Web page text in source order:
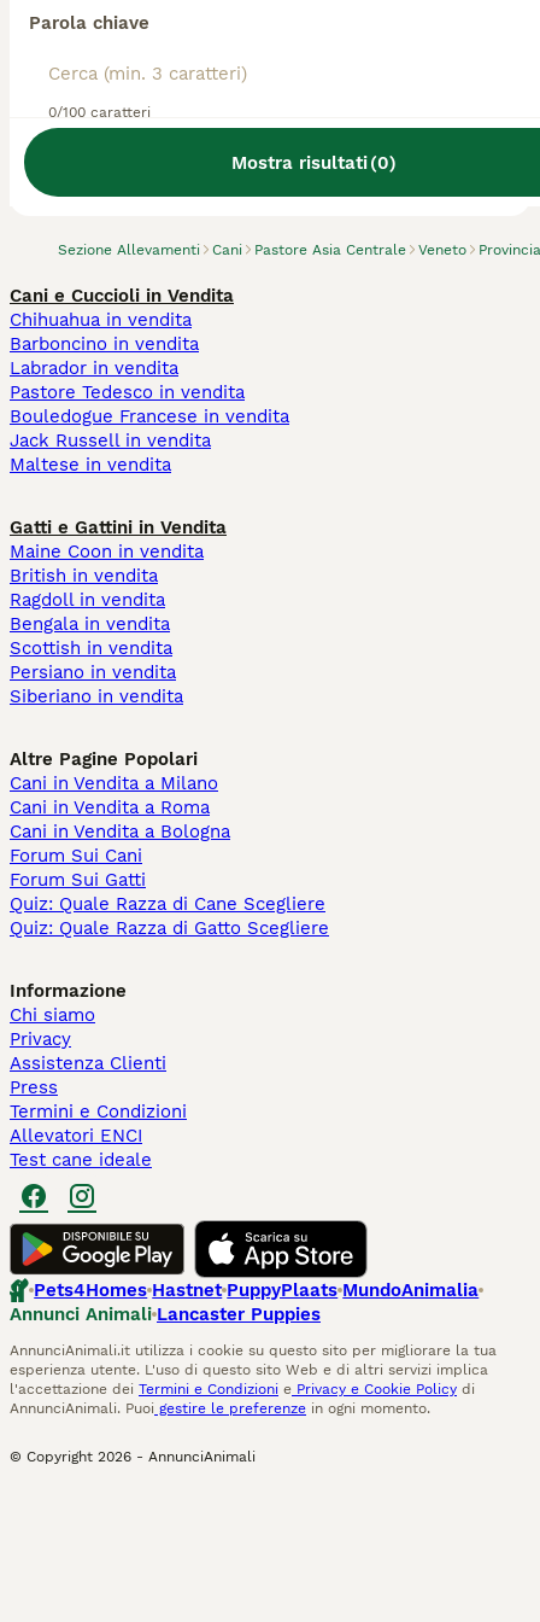
Parola chiave
0/100 caratteri
Mostra risultati(0)
Sezione Allevamenti Cani Pastore Asia Centrale Veneto
Abbiamo trovato 0 Allevamento di Pastore
Asia Centrale, San Bonifacio.
Cani e Cuccioli in Vendita
Chihuahua in vendita
Barboncino in vendita
Labrador in vendita
Pastore Tedesco in vendita
Bouledogue Francese in vendita
Jack Russell in vendita
Maltese in vendita
Gatti e Gattini in Vendita
Maine Coon in vendita
British in vendita
Ragdoll in vendita
Bengala in vendita
Scottish in vendita
Persiano in vendita
Siberiano in vendita
Altre Pagine Popolari
Cani in Vendita a Milano
Cani in Vendita a Roma
Cani in Vendita a Bologna
Forum Sui Cani
Forum Sui Gatti
Quiz: Quale Razza di Cane Scegliere
Quiz: Quale Razza di Gatto Scegliere
Informazione
Chi siamo
Privacy
Assistenza Clienti
Press
Termini e Condizioni
Allevatori ENCI
Test cane ideale
Pets4Homes Hastnet PuppyPlaats MundoAnimalia
Annunci Animali Lancaster Puppies
AnnunciAnimali.it utilizza i cookie su questo sito per migliorare la tua
esperienza utente. L'uso di questo sito Web e di altri servizi implica
l'accettazione dei Termini e Condizioni e Privacy e Cookie Policy di
AnnunciAnimali. Puoi gestire le preferenze in ogni momento.
© Copyright 2026 - AnnunciAnimali